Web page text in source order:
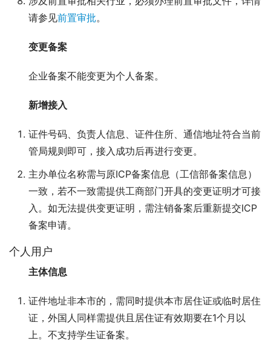
请参见前置审批。
变更备案
企业备案不能变更为个人备案。
新增接入
证件号码、负责人信息、证件住所、通信地址符合当前
管局规则即可，接入成功后再进行变更。
主办单位名称需与原ICP备案信息（工信部备案信息）
一致，若不一致需提供工商部门开具的变更证明才可接
入。如无法提供变更证明，需注销备案后重新提交ICP
备案申请。
个人用户
主体信息
证件地址非本市的，需同时提供本市居住证或临时居住
证，外国人同样需提供且居住证有效期要在1个月以
上。不支持学生证备案。